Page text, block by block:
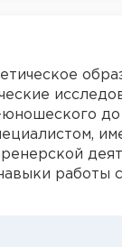
до
работы